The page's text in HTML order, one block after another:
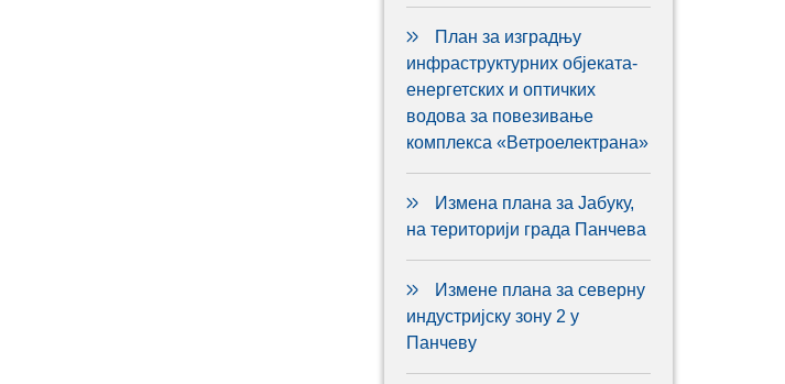
План за изградњу
инфраструктурних објеката-
енергетских и оптичких
водова за повезивање
комплекса «Ветроелектрана»
Измена плана за Јабуку,
на територији града Панчева
Измене плана за северну
индустријску зону 2 у
Панчеву